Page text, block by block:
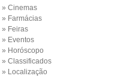
» Cinemas
» Farmácias
» Feiras
» Eventos
» Horóscopo
» Classificados
» Localização